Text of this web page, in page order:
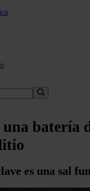
batería
es una sal